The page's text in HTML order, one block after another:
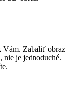
Vám. Zabaliť obraz
nie je jednoduché.